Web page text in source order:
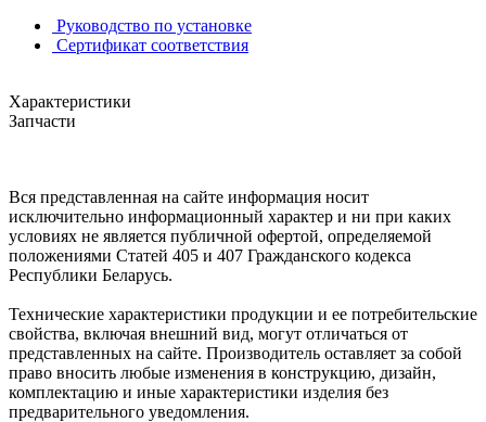
Руководство по установке
Сертификат соответствия
Характеристики
Запчасти
Вся представленная на сайте информация носит
исключительно информационный характер и ни при каких
условиях не является публичной офертой, определяемой
положениями Статей 405 и 407 Гражданского кодекса
Республики Беларусь.
Технические характеристики продукции и ее потребительские
свойства, включая внешний вид, могут отличаться от
представленных на сайте. Производитель оставляет за собой
право вносить любые изменения в конструкцию, дизайн,
комплектацию и иные характеристики изделия без
предварительного уведомления.